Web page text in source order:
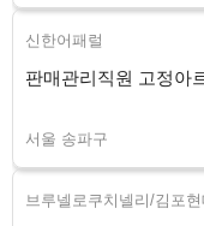
신한어패럴
판매관리직원 고정아
서울 송파구
브루넬로쿠치넬리/김포현